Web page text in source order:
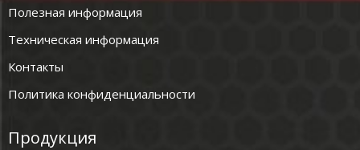
Полезная информация
Техническая информация
Контакты
Политика конфиденциальности
Продукция